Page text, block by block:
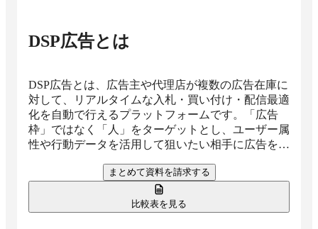
DSP広告とは
DSP広告とは、広告主や代理店が複数の広告在庫に
対して、リアルタイムな入札・買い付け・配信最適
化を自動で行えるプラットフォームです。「広告
枠」ではなく「人」をターゲットとし、ユーザー属
性や行動データを活用して狙いたい相手に広告を届
成果向上を目指せます。ディスプレイ広告に加え、
ネイティブ広告や動画広告に対応する製品もありま
まとめて資料を請求する
比較表を見る